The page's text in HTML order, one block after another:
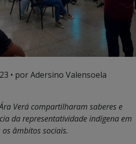
• por Adersino Valensoela
Verá compartilharam saberes e
da representatividade indígena em
os âmbitos sociais.